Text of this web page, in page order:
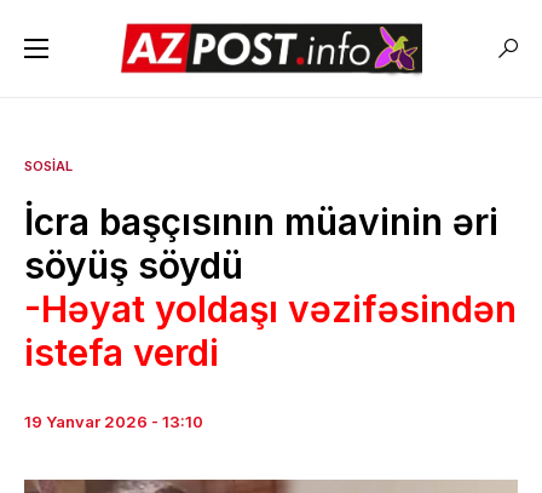
SOSIAL
İcra başçısının müavinin əri
söyüş söydü
-Həyat yoldaşı vəzifəsindən
istefa verdi
19 Yanvar 2026 - 13:10